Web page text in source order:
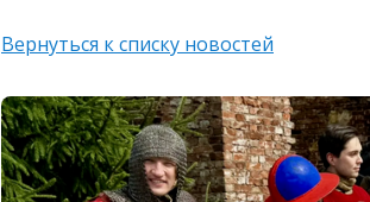
Вернуться к списку новостей